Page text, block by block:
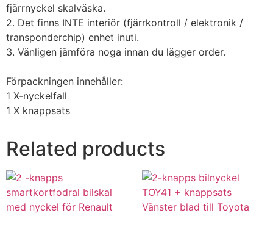
fjärrnyckel skalväska.
2. Det finns INTE interiör (fjärrkontroll / elektronik /
transponderchip) enhet inuti.
3. Vänligen jämföra noga innan du lägger order.
Förpackningen innehåller:
1 X-nyckelfall
1 X knappsats
Related products